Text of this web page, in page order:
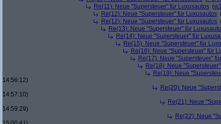
Re(11): Neue "Supersteuer" für Luxusautos (
Re(12): Neue "Supersteuer" für Luxusautos
Re(12): Neue "Supersteuer" für Luxusautos
Re(13): Neue "Supersteuer" für
Re(14): Neue "Supersteuer" für
Re(15): Neue "Supersteuer" für
Re(16): Neue "Supersteuer" für
Re(17): Neue "Supersteuer"
Re(18): Neue
Re(19): Neue
14:56:12)
Re(20): Neue
14:57:10)
Re(21): Neue
14:59:29)
Re(22): Neue